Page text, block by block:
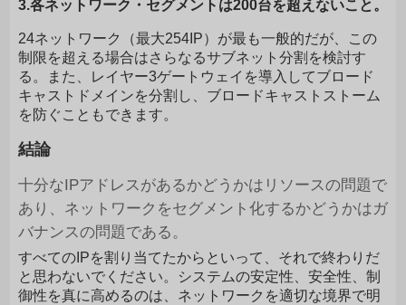
3.各ネットワーク・セグメントは200台を超えないこと。
24ネットワーク（最大254IP）が最も一般的だが、この
制限を超える場合はさらなるサブネット分割を検討す
る。また、レイヤー3ゲートウェイを導入してブロード
キャストドメインを分割し、ブロードキャストストーム
を防ぐこともできます。
結論
十分なIPアドレスがあるかどうかはリソースの問題で
あり、ネットワークをセグメント化するかどうかはガ
バナンスの問題である。
すべてのIPを割り当てたからといって、それで終わりだ
と思わないでください。システムの安定性、安全性、制
御性を真に高めるのは、ネットワークを適切な境界で明